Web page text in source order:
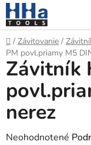
Prejsť
na
obsah
Domov
/ Závitovanie /
PM povl.priamy M5
Závitník
nerez
Priemerné
Neohodnotené